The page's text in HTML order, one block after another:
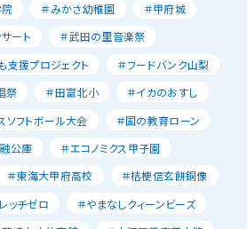
＃みかさ幼稚園
＃甲府城
ート
＃武田の里音楽祭
支援プロジェクト
＃フードバンク山梨
祭
＃田富北小
＃イカのおすし
ソフトボール大会
＃国の教育ローン
公庫
＃エコノミクス甲子園
＃東海大甲府高校
＃桔梗信玄餅銅像
ッチゼロ
＃やまなしクィーンビーズ